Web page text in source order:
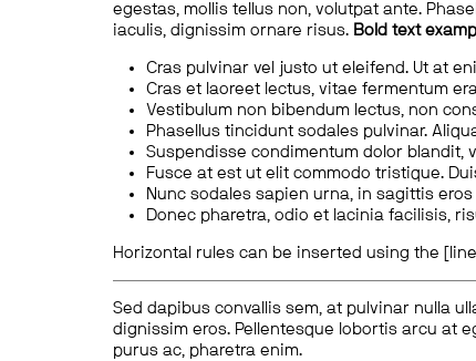
egestas, mollis tellus non, volutpat ante.
iaculis, dignissim ornare risus. Bold text
Cras pulvinar vel justo ut eleifend. Ut at
Cras et laoreet lectus, vitae fermentum
Vestibulum non bibendum lectus, non
Phasellus tincidunt sodales pulvinar.
Suspendisse condimentum dolor blandit,
Fusce at est ut elit commodo tristique.
Nunc sodales sapien urna, in sagittis
Donec pharetra, odio et lacinia facilisis,
Horizontal rules can be inserted using the
Sed dapibus convallis sem, at pulvinar nulla
dignissim eros. Pellentesque lobortis arcu at
purus ac, pharetra enim.